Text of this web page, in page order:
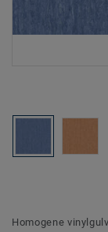
Homogene